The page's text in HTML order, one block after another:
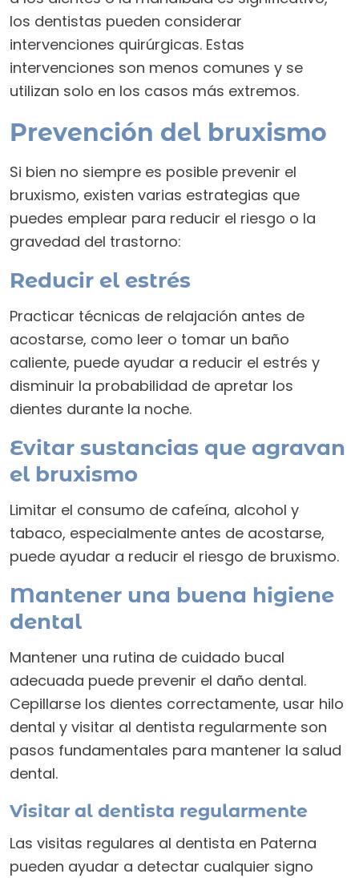
los dentistas pueden considerar
intervenciones quirúrgicas. Estas
intervenciones son menos comunes y se
utilizan solo en los casos más extremos.
Prevención del bruxismo
Si bien no siempre es posible prevenir el
bruxismo, existen varias estrategias que
puedes emplear para reducir el riesgo o la
gravedad del trastorno:
Reducir el estrés
Practicar técnicas de relajación antes de
acostarse, como leer o tomar un baño
caliente, puede ayudar a reducir el estrés y
disminuir la probabilidad de apretar los
dientes durante la noche.
Evitar sustancias que agravan
el bruxismo
Limitar el consumo de cafeína, alcohol y
tabaco, especialmente antes de acostarse,
puede ayudar a reducir el riesgo de bruxismo.
Mantener una buena higiene
dental
Mantener una rutina de cuidado bucal
adecuada puede prevenir el daño dental.
Cepillarse los dientes correctamente, usar hilo
dental y visitar al dentista regularmente son
pasos fundamentales para mantener la salud
dental.
Visitar al dentista regularmente
Las visitas regulares al dentista en Paterna
pueden ayudar a detectar cualquier signo